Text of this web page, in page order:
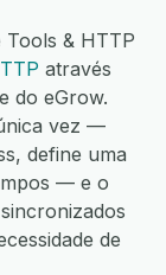
Tools & HTTP
através
do eGrow.
vez —
define uma
— e o
de